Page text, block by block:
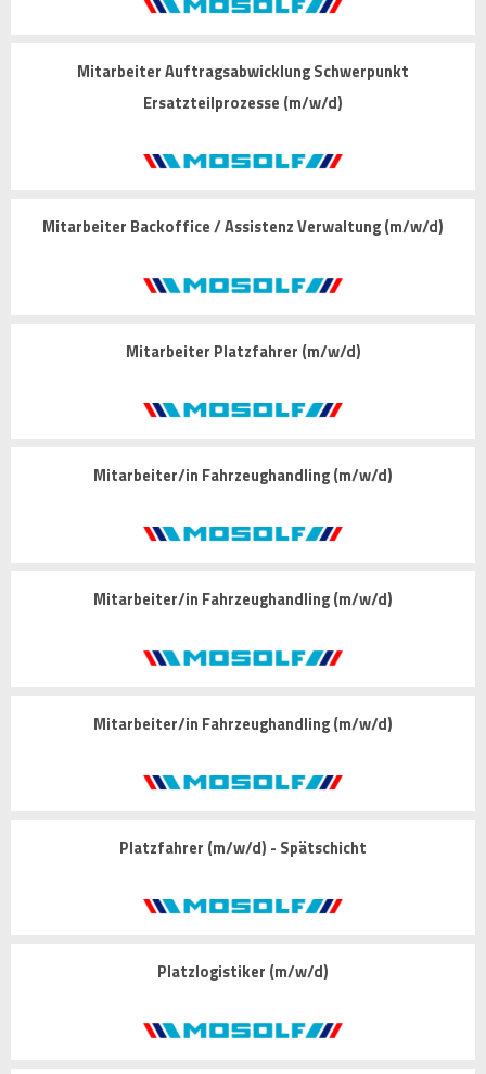
Mitarbeiter Auftragsabwicklung Schwerpunkt
Ersatzteilprozesse (m/w/d)
Mitarbeiter Backoffice / Assistenz Verwaltung (m/w/d)
Mitarbeiter Platzfahrer (m/w/d)
Mitarbeiter/in Fahrzeughandling (m/w/d)
Mitarbeiter/in Fahrzeughandling (m/w/d)
Mitarbeiter/in Fahrzeughandling (m/w/d)
Platzfahrer (m/w/d) - Spätschicht
Platzlogistiker (m/w/d)